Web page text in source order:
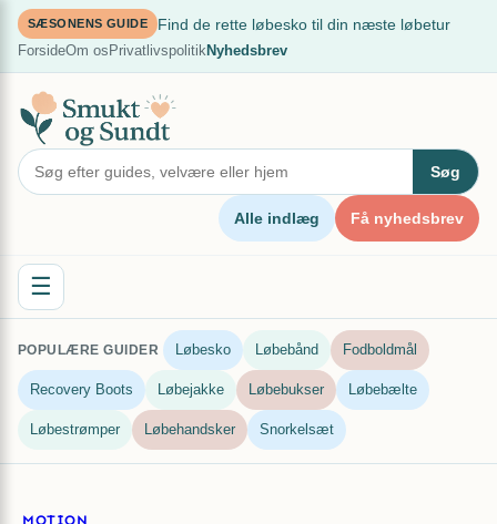
SpringSÆSONENS GUIDE Find de rette løbesko til din næste løbetur
ForsideOm os PrivatlivspolitikNyhedsbrev
Søg
Alle indlæg Få nyhedsbrev
☰
POPULÆRE GUIDER Løbesko Løbebånd Fodboldmål
Recovery Boots Løbejakke Løbebukser Løbebælte
Løbestrømper Løbehandsker Snorkelsæt
MOTION